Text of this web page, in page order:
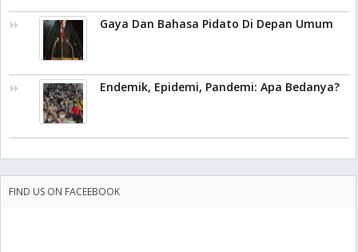
Gaya Dan Bahasa Pidato Di Depan Umum
Endemik, Epidemi, Pandemi: Apa Bedanya?
FIND US ON FACEEBOOK